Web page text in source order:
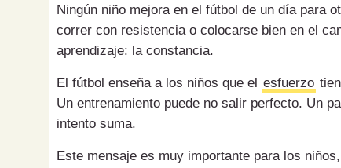
Ningún niño mejora en el fútbol de un día para
correr con resistencia o colocarse bien en el
aprendizaje: la constancia.
El fútbol enseña a los niños que el esfuerzo
Un entrenamiento puede no salir perfecto. Un
intento suma.
Este mensaje es muy importante para los